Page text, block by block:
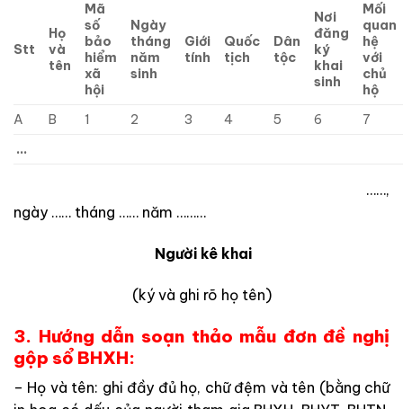
Stt
Họ
và
tên
Mã
số
bảo
hiểm
xã
hội
Ngày
tháng
năm
sinh
Giới
tính
Quốc
tịch
Dân
tộc
Nơi
đăng
ký
khai
sinh
Mối
quan
hệ
với
chủ
hộ
A
B 1 2 3 4 5 6
7
…
……,
ngày …… tháng …… năm ………
Người kê khai
(ký và ghi rõ họ tên)
3. Hướng dẫn soạn thảo mẫu đơn đề nghị
gộp sổ BHXH:
– Họ và tên: ghi đầy đủ họ, chữ đệm và tên (bằng chữ